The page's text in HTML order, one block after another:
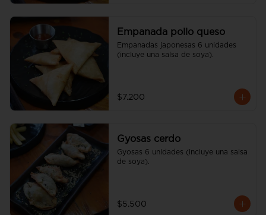
Empanada pollo queso
Empanadas japonesas 6 unidades
(incluye una salsa de soya).
$7.200
Gyosas cerdo
Gyosas 6 unidades (incluye una salsa
de soya).
$5.500